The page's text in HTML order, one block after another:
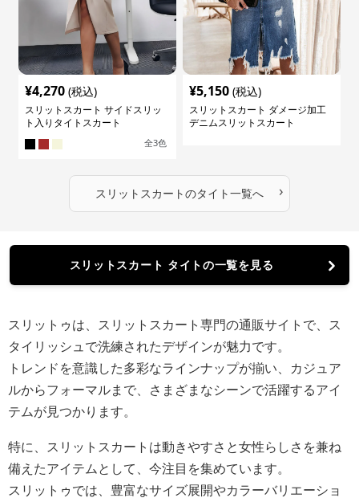
¥4,270 (税込)
スリットスカート サイドスリッ
ト入りタイトスカート
全3色
¥5,150 (税込)
スリットスカート ダメージ加工
デニムスリットスカート
スリットスカートのタイト一覧へ ›
スリットスカート タイトの一覧を見る
スリットゥは、スリットスカート専門の通販サイトで、ス
タイリッシュで洗練されたデザインが魅力です。
トレンドを意識した多彩なラインナップが揃い、カジュア
ルからフォーマルまで、さまざまなシーンで活躍するアイ
テムが見つかります。
特に、スリットスカートは動きやすさと女性らしさを兼ね
備えたアイテムとして、今注目を集めています。
スリットゥでは、豊富なサイズ展開やカラーバリエーショ